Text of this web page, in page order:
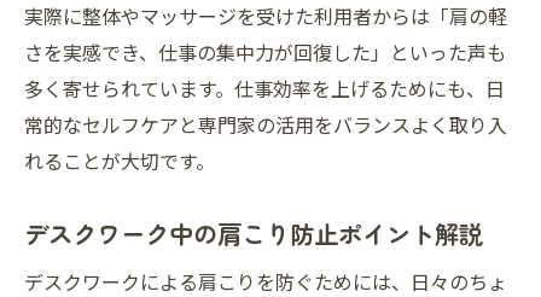
実際に整体やマッサージを受けた利用者からは「肩の軽
さを実感でき、仕事の集中力が回復した」といった声も
多く寄せられています。仕事効率を上げるためにも、日
常的なセルフケアと専門家の活用をバランスよく取り入
れることが大切です。
デスクワーク中の肩こり防止ポイント解説
デスクワークによる肩こりを防ぐためには、日々のちょ